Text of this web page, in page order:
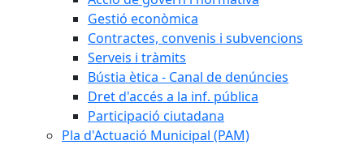
Gestió econòmica
Contractes, convenis i subvencions
Serveis i tràmits
Bústia ètica - Canal de denúncies
Dret d'accés a la inf. pública
Participació ciutadana
Pla d'Actuació Municipal (PAM)